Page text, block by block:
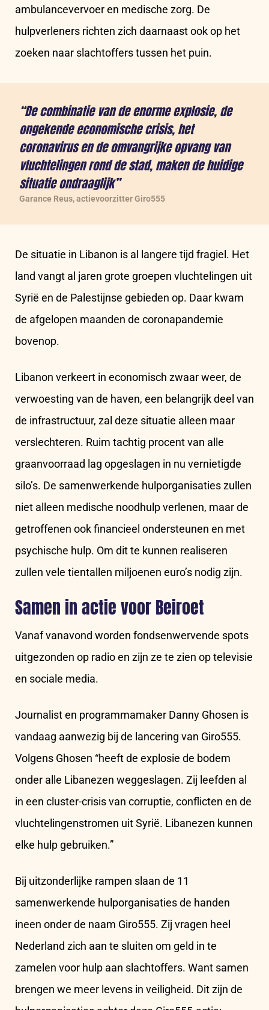
ambulancevervoer en medische zorg. De
hulpverleners richten zich daarnaast ook op het
zoeken naar slachtoffers tussen het puin.
“De combinatie van de enorme explosie, de
ongekende economische crisis, het
coronavirus en de omvangrijke opvang van
vluchtelingen rond de stad, maken de huidige
situatie ondraaglijk”
Garance Reus, actievoorzitter Giro555
De situatie in Libanon is al langere tijd fragiel. Het
land vangt al jaren grote groepen vluchtelingen uit
Syrië en de Palestijnse gebieden op. Daar kwam
de afgelopen maanden de coronapandemie
bovenop.
Libanon verkeert in economisch zwaar weer, de
verwoesting van de haven, een belangrijk deel van
de infrastructuur, zal deze situatie alleen maar
verslechteren. Ruim tachtig procent van alle
graanvoorraad lag opgeslagen in nu vernietigde
silo’s. De samenwerkende hulporganisaties zullen
niet alleen medische noodhulp verlenen, maar de
getroffenen ook financieel ondersteunen en met
psychische hulp. Om dit te kunnen realiseren
zullen vele tientallen miljoenen euro’s nodig zijn.
Samen in actie voor Beiroet
Vanaf vanavond worden fondsenwervende spots
uitgezonden op radio en zijn ze te zien op televisie
en sociale media.
Journalist en programmamaker Danny Ghosen is
vandaag aanwezig bij de lancering van Giro555.
Volgens Ghosen “heeft de explosie de bodem
onder alle Libanezen weggeslagen. Zij leefden al
in een cluster-crisis van corruptie, conflicten en de
vluchtelingenstromen uit Syrië. Libanezen kunnen
elke hulp gebruiken.”
Bij uitzonderlijke rampen slaan de 11
samenwerkende hulporganisaties de handen
ineen onder de naam Giro555. Zij vragen heel
Nederland zich aan te sluiten om geld in te
zamelen voor hulp aan slachtoffers. Want samen
brengen we meer levens in veiligheid. Dit zijn de